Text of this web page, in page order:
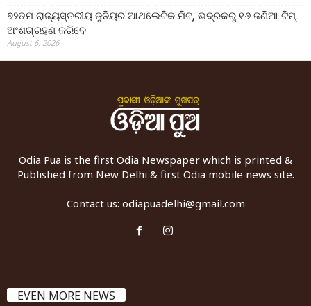
୭୨ତମ ରାଜ୍ୟସ୍ତରୀୟ ଜୁନିୟର ଆଥଲେଟିକ ମିଟ୍‌, ଭଦ୍ରକରୁ ୧୬ ଜଣିଆ ଟିମ୍
ଅଂଶଗ୍ରହଣ କରିବେ
August 6, 2026
Odia Pua is the first Odia Newspaper which is printed &
Published from New Delhi & first Odia mobile news site.
Contact us: odiapuadelhi@gmail.com
EVEN MORE NEWS